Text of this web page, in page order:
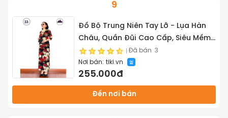
9
Đồ Bộ Trung Niên Tay Lỡ - Lụa Hàn
Châu, Quần Đũi Cao Cấp, Siêu Mềm,
Siêu Mát Dành cho Quý Bà Trung
Tuổi - Tuấn Tú Store 68
Đã bán 3
Nơi bán: tiki.vn
255.000đ
Đến nơi bán